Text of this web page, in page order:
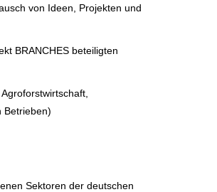
von Ideen, Projekten und
BRANCHES beteiligten
Betrieben)
Sektoren der deutschen